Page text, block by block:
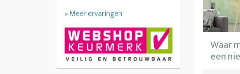
» Meer ervaringen
Waar
een